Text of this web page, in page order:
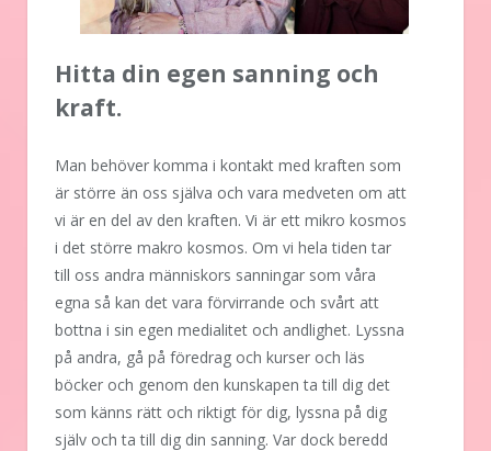
Hitta din egen sanning och
kraft.
Man behöver komma i kontakt med kraften som
är större än oss själva och vara medveten om att
vi är en del av den kraften. Vi är ett mikro kosmos
i det större makro kosmos. Om vi hela tiden tar
till oss andra människors sanningar som våra
egna så kan det vara förvirrande och svårt att
bottna i sin egen medialitet och andlighet. Lyssna
på andra, gå på föredrag och kurser och läs
böcker och genom den kunskapen ta till dig det
som känns rätt och riktigt för dig, lyssna på dig
själv och ta till dig din sanning. Var dock beredd